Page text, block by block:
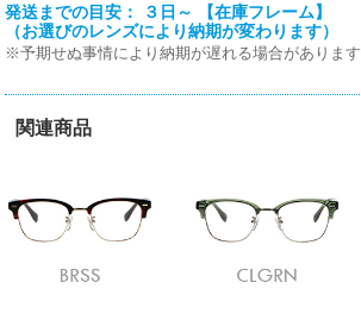
発送までの目安： ３日～ 【在庫フレーム】
（お選びのレンズにより納期が変わります）
※予期せぬ事情により納期が遅れる場合があります
関連商品